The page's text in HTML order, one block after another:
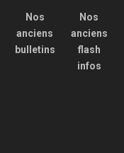
Nos
anciens
bulletins
Nos
anciens
flash
infos